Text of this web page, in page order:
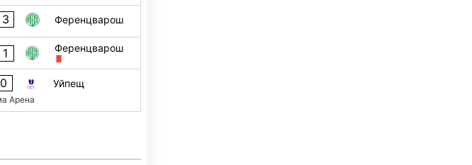
3 Ференцварош
1 Ференцварош
0 Уйпещ
Арена